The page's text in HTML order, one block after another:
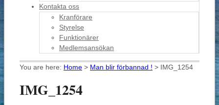
Kontakta oss
Kranförare
Styrelse
Funktionärer
Medlemsansökan
You are here: Home > Man blir förbannad ! > IMG_1254
IMG_1254